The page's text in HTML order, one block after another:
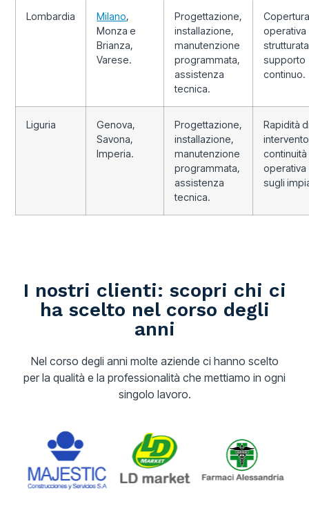
Lombardia Milano,
Monza e
Brianza,
Varese.
Progettazione,
installazione,
manutenzione
programmata,
assistenza
tecnica.
operativa
supporto
continuo.
Liguria
Genova,
Savona,
Imperia.
Progettazione,
installazione,
manutenzione
programmata,
assistenza
tecnica.
Rapidità
continuità
operativa
sugli
I nostri clienti: scopri chi ci
ha scelto nel corso degli
anni
Nel corso degli anni molte aziende ci hanno scelto
per la qualità e la professionalità che mettiamo in ogni
singolo lavoro.